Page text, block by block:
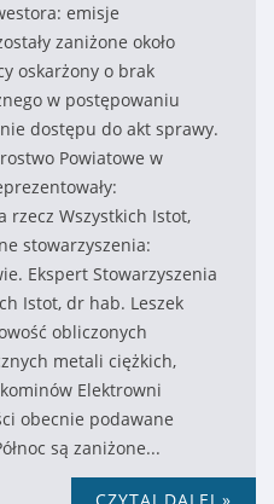
emisje
zaniżone około
oskarżony o brak
w postępowaniu
dostępu do akt sprawy.
Powiatowe w
rzecz Wszystkich Istot,
stowarzyszenia:
Ekspert Stowarzyszenia
Istot, dr hab. Leszek
obliczonych
metali ciężkich,
Elektrowni
obecnie podawane
są zaniżone...